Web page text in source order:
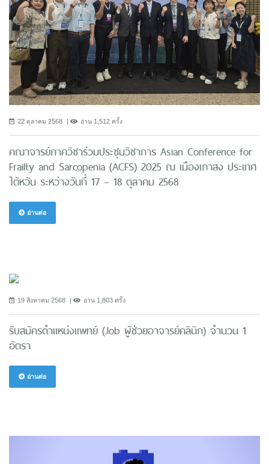
22 ตุลาคม 2568 อ่าน 1,512 ครั้ง
คณาจารย์ภาควิชาร่วมประชุมวิชาการ Asian Conference for
Frailty and Sarcopenia (ACFS) 2025 ณ เมืองเกาสง ประเทศ
ไต้หวัน ระหว่างวันที่ 17 – 18 ตุลาคม 2568
อ่านต่อ
19 สิงหาคม 2568 อ่าน 1,803 ครั้ง
รับสมัครตำแหน่งแพทย์ (Job ผู้ช่วยอาจารย์คลินิก) จำนวน 1
อัตรา
อ่านต่อ